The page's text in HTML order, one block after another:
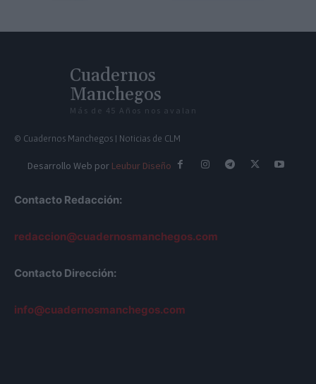
Cuadernos
Manchegos
Más de 45 Años nos avalan
© Cuadernos Manchegos | Noticias de CLM
Desarrollo Web por Leubur Diseño
Contacto Redacción:
redaccion@cuadernosmanchegos.com
Contacto Dirección:
info@cuadernosmanchegos.com